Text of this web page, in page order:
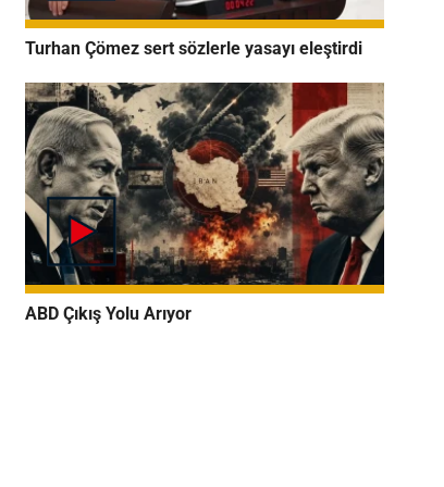
Turhan Çömez sert sözlerle yasayı eleştirdi
ABD Çıkış Yolu Arıyor